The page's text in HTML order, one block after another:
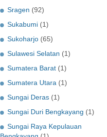
Sragen (92)
Sukabumi (1)
Sukoharjo (65)
Sulawesi Selatan (1)
Sumatera Barat (1)
Sumatera Utara (1)
Sungai Deras (1)
Sungai Duri Bengkayang (1)
Sungai Raya Kepulauan